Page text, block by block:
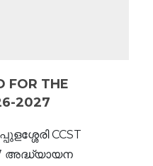
FOR THE
2027
CCST
അദ്ധ്യായന